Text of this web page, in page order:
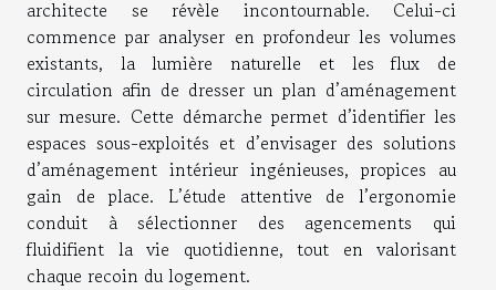
architecte se révèle incontournable. Celui-ci
commence par analyser en profondeur les volumes
existants, la lumière naturelle et les flux de
circulation afin de dresser un plan d’aménagement
sur mesure. Cette démarche permet d’identifier les
espaces sous-exploités et d’envisager des solutions
d’aménagement intérieur ingénieuses, propices au
gain de place. L’étude attentive de l’ergonomie
conduit à sélectionner des agencements qui
fluidifient la vie quotidienne, tout en valorisant
chaque recoin du logement.